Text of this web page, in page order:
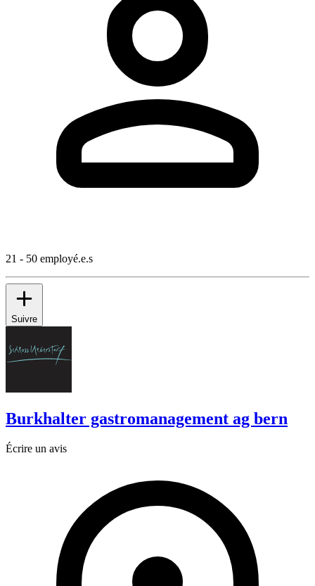
21 - 50 employé.e.s
Suivre
Burkhalter gastromanagement ag bern
Écrire un avis